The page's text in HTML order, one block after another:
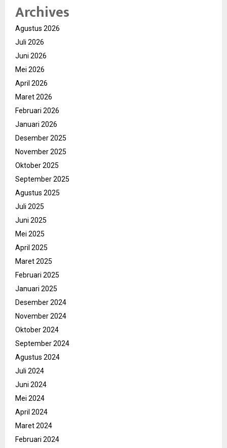
Archives
Agustus 2026
Juli 2026
Juni 2026
Mei 2026
April 2026
Maret 2026
Februari 2026
Januari 2026
Desember 2025
November 2025
Oktober 2025
September 2025
Agustus 2025
Juli 2025
Juni 2025
Mei 2025
April 2025
Maret 2025
Februari 2025
Januari 2025
Desember 2024
November 2024
Oktober 2024
September 2024
Agustus 2024
Juli 2024
Juni 2024
Mei 2024
April 2024
Maret 2024
Februari 2024